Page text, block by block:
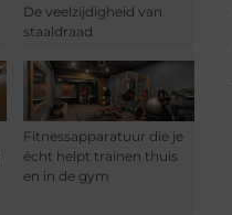
De veelzijdigheid van
staaldraad
Fitnessapparatuur die je
écht helpt trainen thuis
en in de gym